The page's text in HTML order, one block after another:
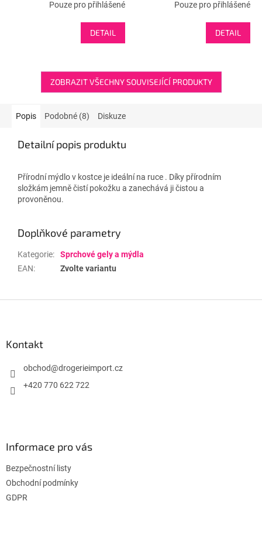
Pouze pro přihlášené
DETAIL
Pouze pro přihlášené
DETAIL
ZOBRAZIT VŠECHNY SOUVISEJÍCÍ PRODUKTY
Popis Podobné (8) Diskuze
Detailní popis produktu
Přírodní mýdlo v kostce je ideální na ruce . Díky přírodním
složkám jemně čistí pokožku a zanechává ji čistou a
provoněnou.
Doplňkové parametry
Kategorie:
Sprchové gely a mýdla
EAN: Zvolte variantu
Kontakt
obchod@drogerieimport.cz
+420 770 622 722
Informace pro vás
Bezpečnostní listy
Obchodní podmínky
GDPR